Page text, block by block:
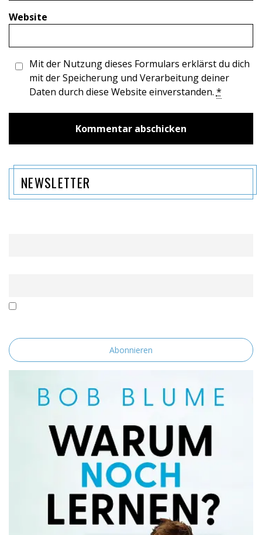
Website
Mit der Nutzung dieses Formulars erklärst du dich
mit der Speicherung und Verarbeitung deiner
Daten durch diese Website einverstanden. *
NEWSLETTER